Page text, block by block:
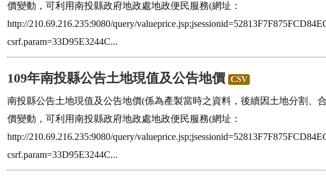
價變動，可利用南投縣政府地政處地政便民服務(網址：
http://210.69.216.235:9080/query/
csrf.param=33D95E3244C...
109年南投縣公告土地現值及公告地價 CSV
南投縣公告土地現值及公告地價(係為產製當時之資料，後續因土地分割、
價變動，可利用南投縣政府地政處地政便民服務(網址：
http://210.69.216.235:9080/query/
csrf.param=33D95E3244C...